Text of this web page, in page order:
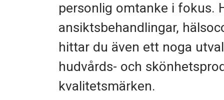
personlig omtanke i fokus.
ansiktsbehandlingar,
hittar du även ett noga
hudvårds- och
kvalitetsmärken.